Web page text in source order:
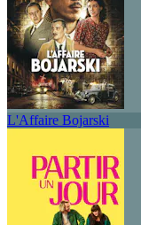
L'Affaire Bojarski